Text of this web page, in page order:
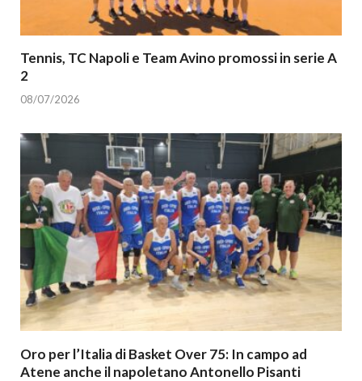
Tennis, TC Napoli e Team Avino promossi in serie A
2
08/07/2026
Oro per l’Italia di Basket Over 75: In campo ad
Atene anche il napoletano Antonello Pisanti